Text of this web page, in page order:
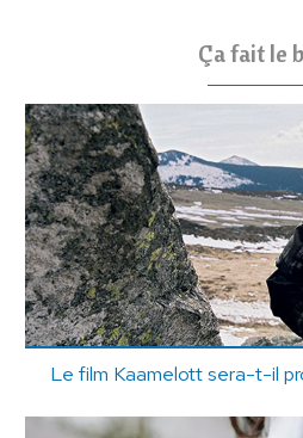
Ça fait le
Le film Kaamelott sera-t-il